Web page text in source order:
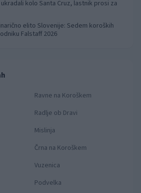
kolo Santa Cruz, lastnik prosi za
elito Slovenije: Sedem koroških
Falstaff 2026
Ravne na Koroškem
Radlje ob Dravi
Mislinja
Črna na Koroškem
Vuzenica
Podvelka